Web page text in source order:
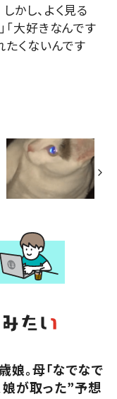
し、よく見る
「大好きなんです
たくないんです
娘。母「なでなで
娘が取った”予想